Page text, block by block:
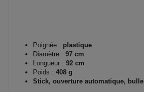
Poignée : plastique
Diamètre : 97 cm
Longueur : 92 cm
Poids : 408 g
Stick, ouverture automatique, bulle